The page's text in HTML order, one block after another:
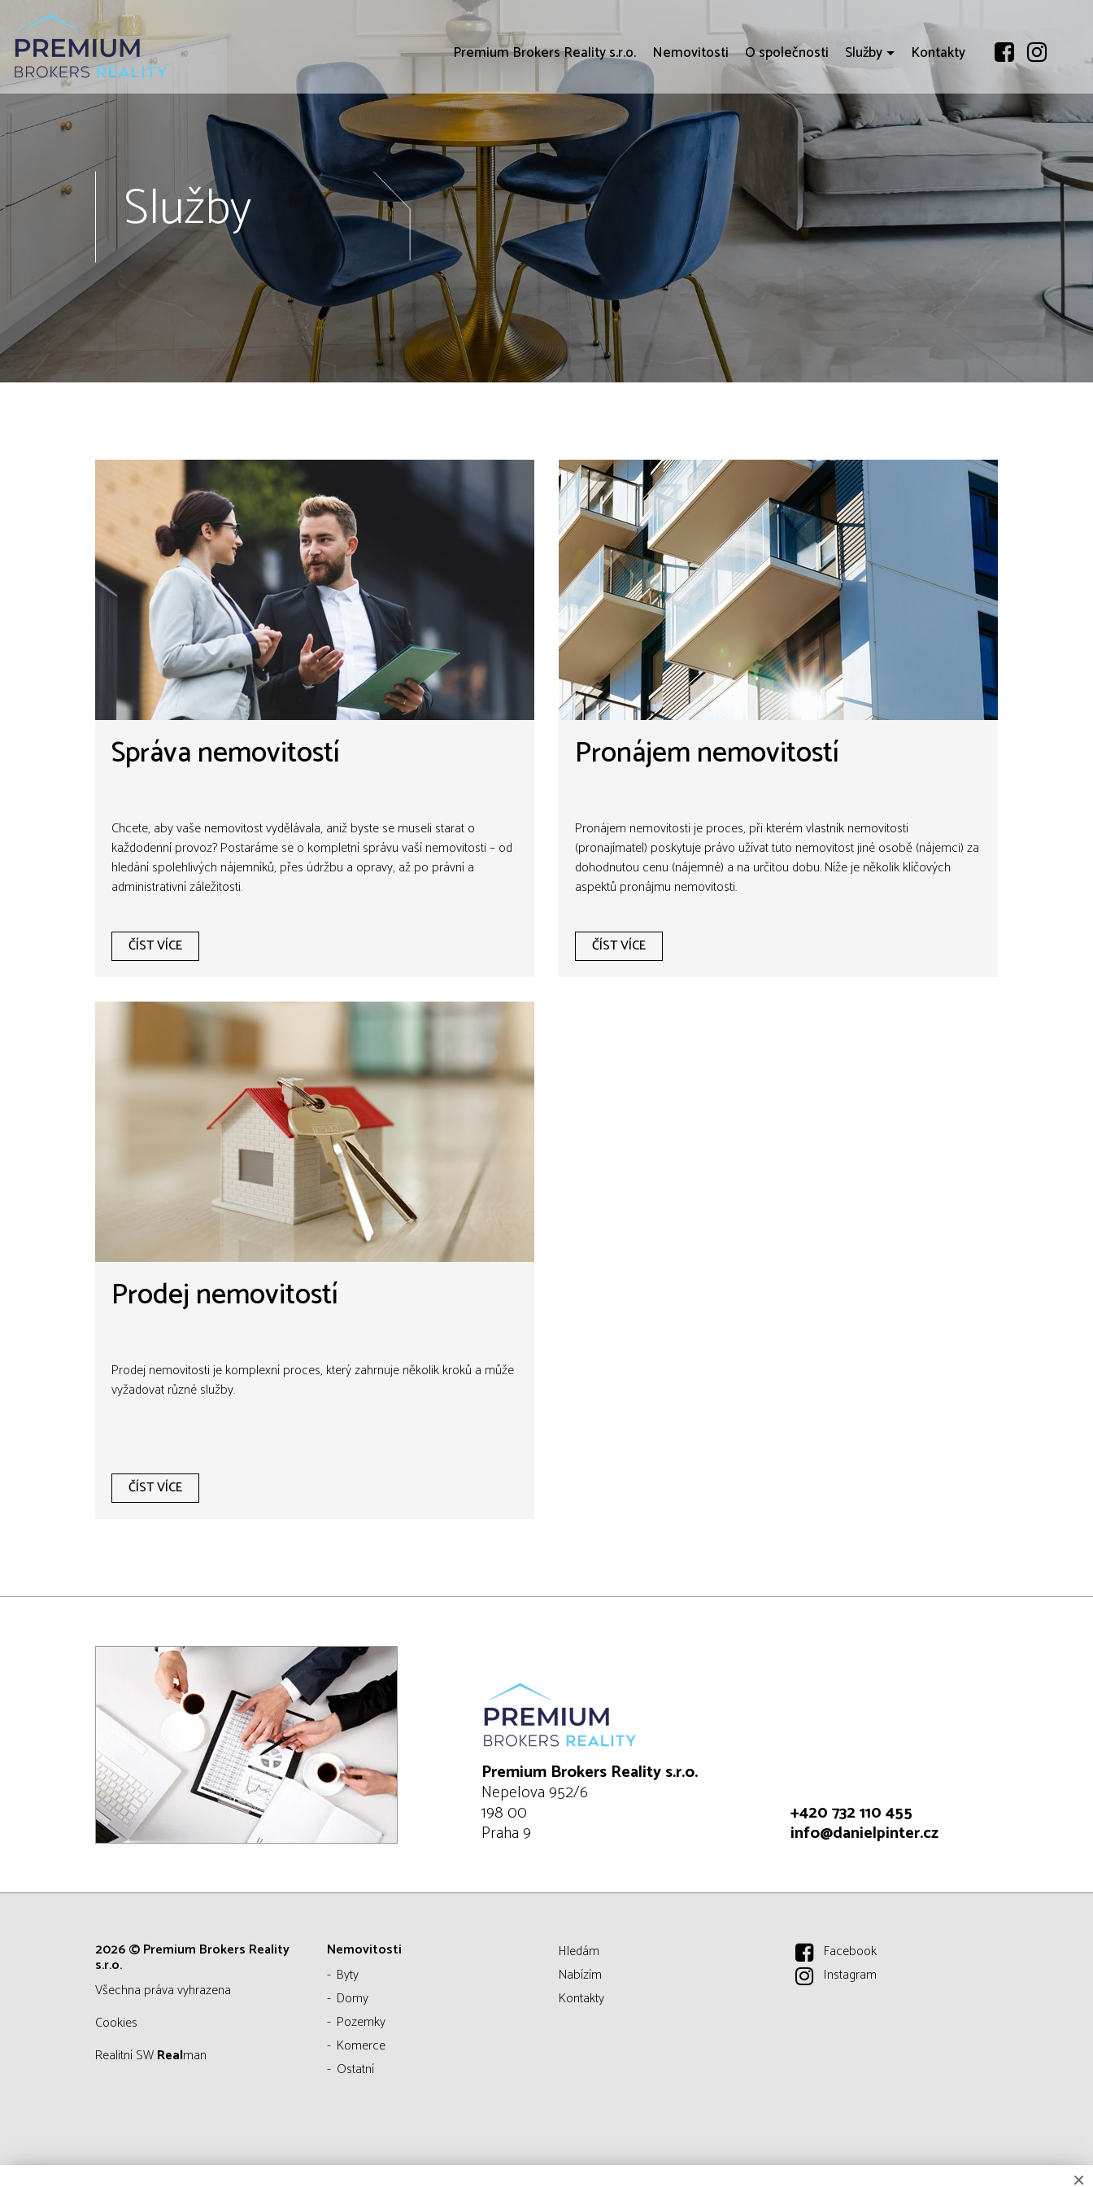
Premium Brokers Reality s.r.o. Nemovitosti O společnosti Služby Kontakty
Služby
Správa nemovitostí
Chcete, aby vaše nemovitost vydělávala, aniž byste se museli starat o
každodenní provoz? Postaráme se o kompletní správu vaší nemovitosti – od
hledání spolehlivých nájemníků, přes údržbu a opravy, až po právní a
administrativní záležitosti.
ČÍST VÍCE
Pronájem nemovitostí
Pronájem nemovitosti je proces, při kterém vlastník nemovitosti
(pronajímatel) poskytuje právo užívat tuto nemovitost jiné osobě (nájemci) za
dohodnutou cenu (nájemné) a na určitou dobu. Níže je několik klíčových
aspektů pronájmu nemovitosti.
ČÍST VÍCE
Prodej nemovitostí
Prodej nemovitosti je komplexní proces, který zahrnuje několik kroků a může
vyžadovat různé služby.
ČÍST VÍCE
Premium Brokers Reality s.r.o.
Nepelova 952/6
198 00
Praha 9
+420 732 110 455
info@danielpinter.cz
2026 © Premium Brokers Reality
s.r.o.
všechna práva vyhrazena
Cookies
Realitní SWRealman
Nemovitosti
Byty
Domy
Pozemky
Komerce
Ostatní
Hledám
Nabízím
Kontakty
Facebook
Instagram
×